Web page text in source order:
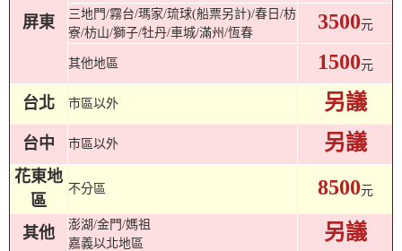
屏東
三地門/霧台/瑪家/琉球(船票另計)/春日/枋
寮/枋山/獅子/牡丹/車城/滿州/恆春
3500元
其他地區 1500元
台北 市區以外 另議
台中 市區以外 另議
花東地
區
不分區 8500元
其他
澎湖/金門/媽祖
嘉義以北地區
另議